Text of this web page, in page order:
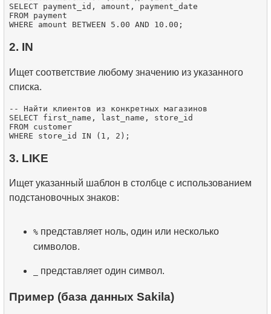
SELECT payment_id, amount, payment_date
FROM payment
2. IN
Ищет соответствие любому значению из указанного
списка.
-- Найти клиентов из конкретных магазинов
SELECT first_name, last_name, store_id
FROM customer
3. LIKE
Ищет указанный шаблон в столбце с использованием
подстановочных знаков:
% представляет ноль, один или несколько
символов.
представляет один символ.
Пример (база данных Sakila)